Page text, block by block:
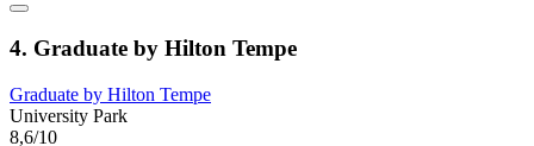
4. Graduate by Hilton Tempe
Graduate by Hilton Tempe
University Park
8,6/10